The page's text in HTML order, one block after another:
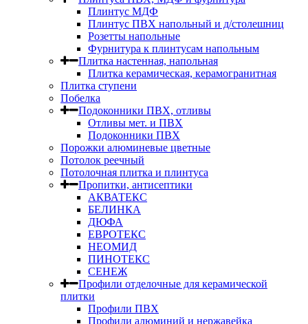
Плинтус МДФ
Плинтус ПВХ напольный и д/столешниц
Розетты напольные
Фурнитура к плинтусам напольным
Плитка настенная, напольная
Плитка керамическая, керамогранитная
Плитка ступени
Побелка
Подоконники ПВХ, отливы
Отливы мет. и ПВХ
Подоконники ПВХ
Порожки алюминевые цветные
Потолок реечный
Потолочная плитка и плинтуса
Пропитки, антисептики
АКВАТЕКС
БЕЛИНКА
ДЮФА
ЕВРОТЕКС
НЕОМИД
ПИНОТЕКС
СЕНЕЖ
Профили отделочные для керамической
плитки
Профили ПВХ
Профили алюминий и нержавейка